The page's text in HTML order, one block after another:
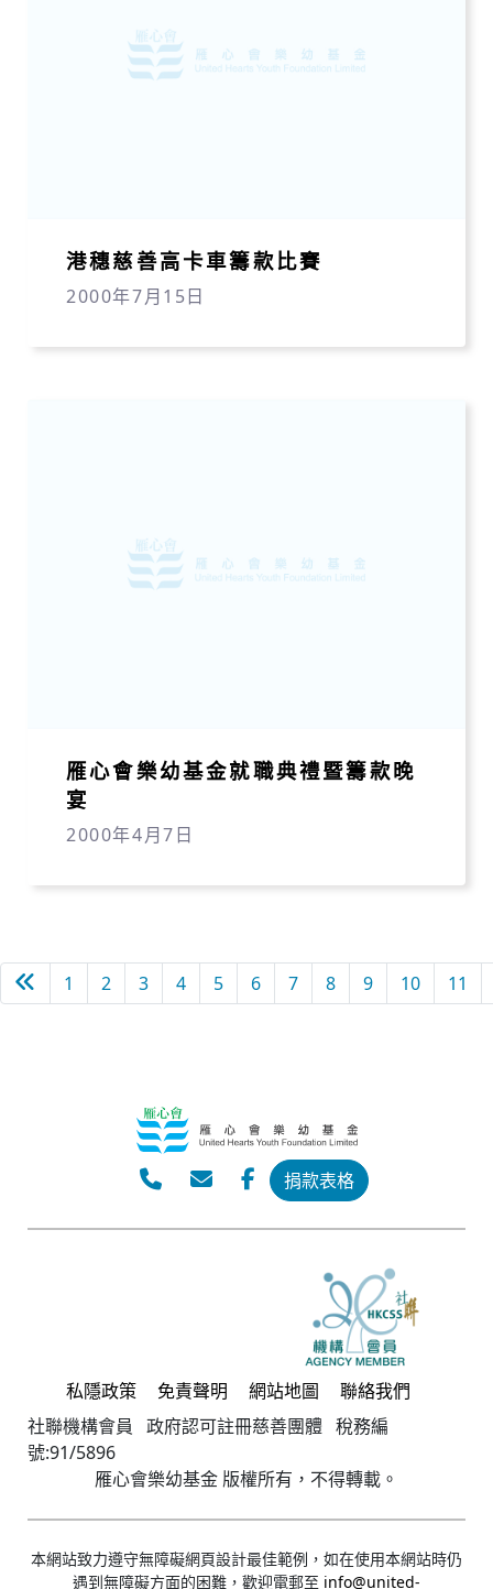
港穗慈善高卡車籌款比賽
2000年7月15日
雁心會樂幼基金就職典禮暨籌款晚
宴
2000年4月7日
上一頁1 2 3 4 5 6 7 8 9 10 11
捐款表格
私隱政策 免責聲明 網站地圖
聯絡我們
社聯機構會員 政府認可註冊慈善團體 稅務編
號:91/5896
雁心會樂幼基金 版權所有，不得轉載。
本網站致力遵守無障礙網頁設計最佳範例，如在使用本網站時仍
遇到無障礙方面的困難，歡迎電郵至 info@united-